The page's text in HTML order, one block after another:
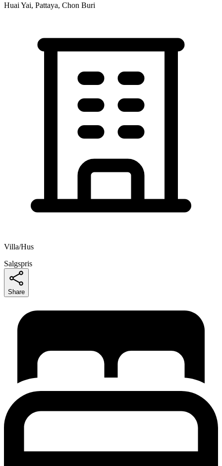
Huai Yai, Pattaya, Chon Buri
Villa/Hus
Salgspris
Share